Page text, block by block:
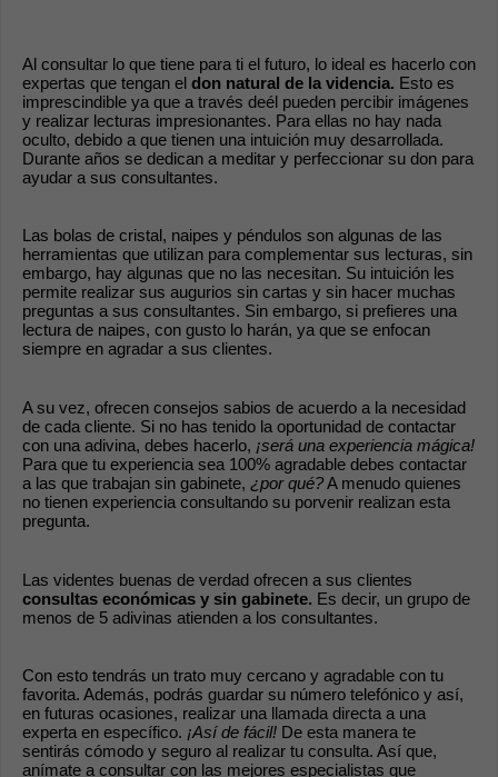
Al consultar lo que tiene para ti el futuro, lo ideal es hacerlo con
expertas que tengan el don natural de la videncia. Esto es
imprescindible ya que a través deél pueden percibir imágenes
y realizar lecturas impresionantes. Para ellas no hay nada
oculto, debido a que tienen una intuición muy desarrollada.
Durante años se dedican a meditar y perfeccionar su don para
ayudar a sus consultantes.
Las bolas de cristal, naipes y péndulos son algunas de las
herramientas que utilizan para complementar sus lecturas, sin
embargo, hay algunas que no las necesitan. Su intuición les
permite realizar sus augurios sin cartas y sin hacer muchas
preguntas a sus consultantes. Sin embargo, si prefieres una
lectura de naipes, con gusto lo harán, ya que se enfocan
siempre en agradar a sus clientes.
A su vez, ofrecen consejos sabios de acuerdo a la necesidad
de cada cliente. Si no has tenido la oportunidad de contactar
con una adivina, debes hacerlo, ¡será una experiencia mágica!
Para que tu experiencia sea 100% agradable debes contactar
a las que trabajan sin gabinete, ¿por qué? A menudo quienes
no tienen experiencia consultando su porvenir realizan esta
pregunta.
consultas económicas y sin gabinete. Es decir, un grupo de
menos de 5 adivinas atienden a los consultantes.
Con esto tendrás un trato muy cercano y agradable con tu
favorita. Además, podrás guardar su número telefónico y así,
en futuras ocasiones, realizar una llamada directa a una
experta en específico. ¡Así de fácil! De esta manera te
sentirás cómodo y seguro al realizar tu consulta. Así que,
anímate a consultar con las mejores especialistas que